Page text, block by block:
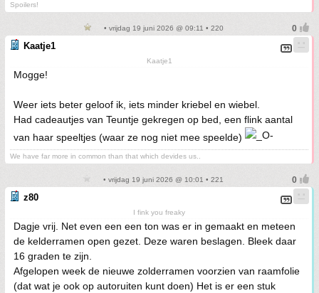
Spoilers!
• vrijdag 19 juni 2026 @ 09:11 • 220
Kaatje1
Kaatje1
Mogge!
Weer iets beter geloof ik, iets minder kriebel en wiebel.
Had cadeautjes van Teuntje gekregen op bed, een flink aantal
van haar speeltjes (waar ze nog niet mee speelde)
We have far more in common than that which devides us..
• vrijdag 19 juni 2026 @ 10:01 • 221
z80
I fink you freaky
Dagje vrij. Net even een een ton was er in gemaakt en meteen
de kelderramen open gezet. Deze waren beslagen. Bleek daar
16 graden te zijn.
Afgelopen week de nieuwe zolderramen voorzien van raamfolie
(dat wat je ook op autoruiten kunt doen) Het is er een stuk